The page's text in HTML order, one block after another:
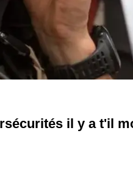
il y a t'il